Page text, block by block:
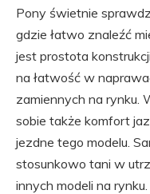
Pony świetnie
gdzie łatwo znaleźć
jest prostota
na łatwość w
zamiennych na rynku.
sobie także komfort
jezdne tego modelu.
stosunkowo tani w
innych modeli na